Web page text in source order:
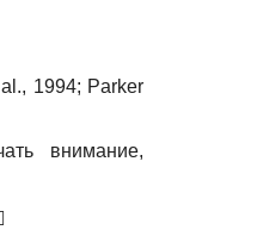
1994; Parker
внимание,